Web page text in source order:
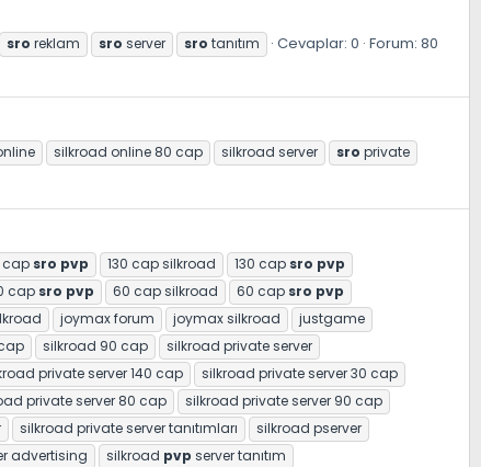
sro reklam sro server sro tanıtım Cevaplar: 0 Forum: 80
silkroad online 80 cap silkroad server sro private
cap sro pvp 130 cap silkroad 130 cap sro pvp
cap sro pvp 60 cap silkroad 60 cap sro pvp
joymax forum joymax silkroad
justgame
silkroad 90 cap
silkroad private server
private server 140 cap
silkroad private server 30 cap
private server 80 cap
silkroad private server 90 cap
silkroad private server tanıtımları
silkroad pserver
advertising silkroad pvp server tanıtım